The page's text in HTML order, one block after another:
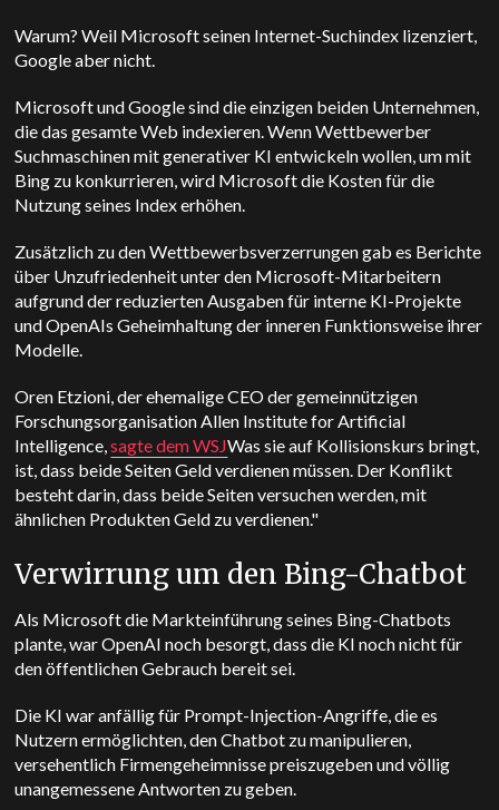
Warum? Weil Microsoft seinen Internet-Suchindex lizenziert,
Google aber nicht.
Microsoft und Google sind die einzigen beiden Unternehmen,
die das gesamte Web indexieren. Wenn Wettbewerber
Suchmaschinen mit generativer KI entwickeln wollen, um mit
Bing zu konkurrieren, wird Microsoft die Kosten für die
Nutzung seines Index erhöhen.
Zusätzlich zu den Wettbewerbsverzerrungen gab es Berichte
über Unzufriedenheit unter den Microsoft-Mitarbeitern
aufgrund der reduzierten Ausgaben für interne KI-Projekte
und OpenAIs Geheimhaltung der inneren Funktionsweise ihrer
Modelle.
Oren Etzioni, der ehemalige CEO der gemeinnützigen
Forschungsorganisation Allen Institute for Artificial
Intelligence,sagte dem WSJWas sie auf Kollisionskurs bringt,
ist, dass beide Seiten Geld verdienen müssen. Der Konflikt
besteht darin, dass beide Seiten versuchen werden, mit
ähnlichen Produkten Geld zu verdienen."
Verwirrung um den Bing-Chatbot
Als Microsoft die Markteinführung seines Bing-Chatbots
plante, war OpenAI noch besorgt, dass die KI noch nicht für
den öffentlichen Gebrauch bereit sei.
Die KI war anfällig für Prompt-Injection-Angriffe, die es
Nutzern ermöglichten, den Chatbot zu manipulieren,
versehentlich Firmengeheimnisse preiszugeben und völlig
unangemessene Antworten zu geben.